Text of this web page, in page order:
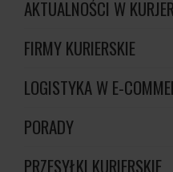
AKTUALNOŚCI W
FIRMY KURIERSKIE
LOGISTYKA W E-
PORADY
PRZESYŁKI KURIERSKIE